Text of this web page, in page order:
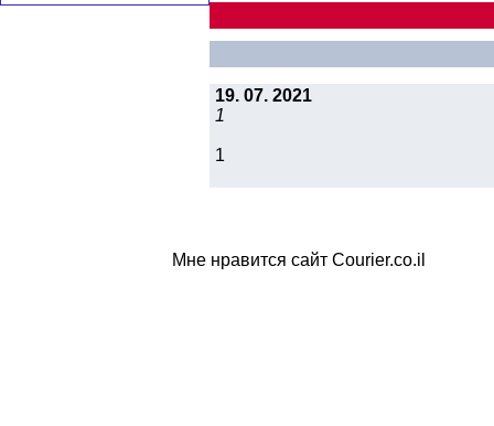
19. 07. 2021
1
1
Мне нравится сайт Courier.co.il